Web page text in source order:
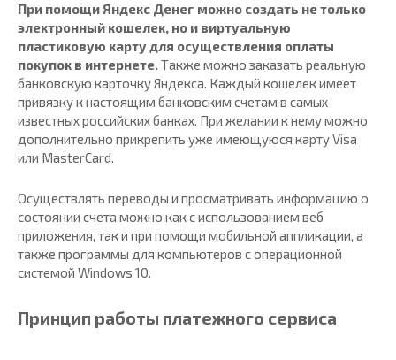
При помощи Яндекс Денег можно создать не только
электронный кошелек, но и виртуальную
пластиковую карту для осуществления оплаты
покупок в интернете.Также можно заказать реальную
банковскую карточку Яндекса. Каждый кошелек имеет
привязку к настоящим банковским счетам в самых
известных российских банках. При желании к нему можно
дополнительно прикрепить уже имеющуюся карту Visa
или MasterCard.
Осуществлять переводы и просматривать информацию о
состоянии счета можно как с использованием веб
приложения, так и при помощи мобильной аппликации, а
также программы для компьютеров с операционной
системой Windows 10.
Принцип работы платежного сервиса